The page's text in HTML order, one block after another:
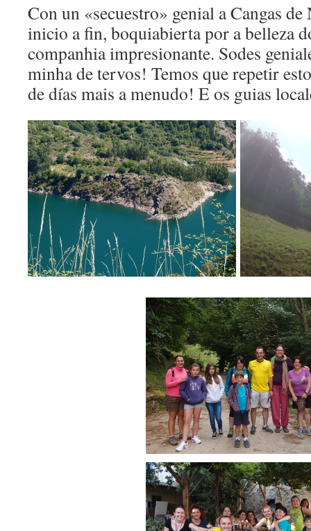
Con un «secuestro» genial a Cangas
inicio a fin, boquiabierta por a belleza
companhia impresionante. Sodes
minha de tervos! Temos que repetir
de días mais a menudo! E os guias